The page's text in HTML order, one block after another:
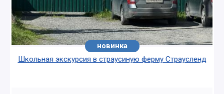
новинка
Школьная экскурсия в страусиную ферму Страусленд